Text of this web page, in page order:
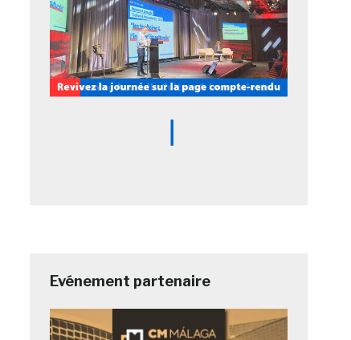
Evénement partenaire